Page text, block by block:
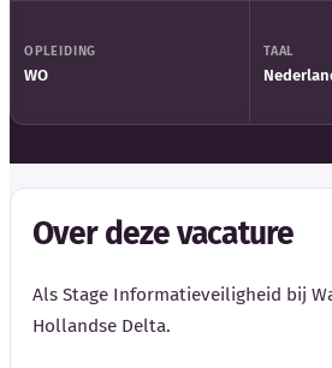
OPLEIDING
WO
TAAL
Over deze vacature
Als Stage Informatieveiligheid bij
Hollandse Delta.